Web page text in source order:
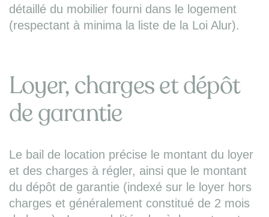
détaillé du mobilier fourni dans le logement
(respectant à minima la liste de la Loi Alur).
Loyer, charges et dépôt
de garantie
Le bail de location précise le montant du loyer
et des charges à régler, ainsi que le montant
du dépôt de garantie (indexé sur le loyer hors
charges et généralement constitué de 2 mois